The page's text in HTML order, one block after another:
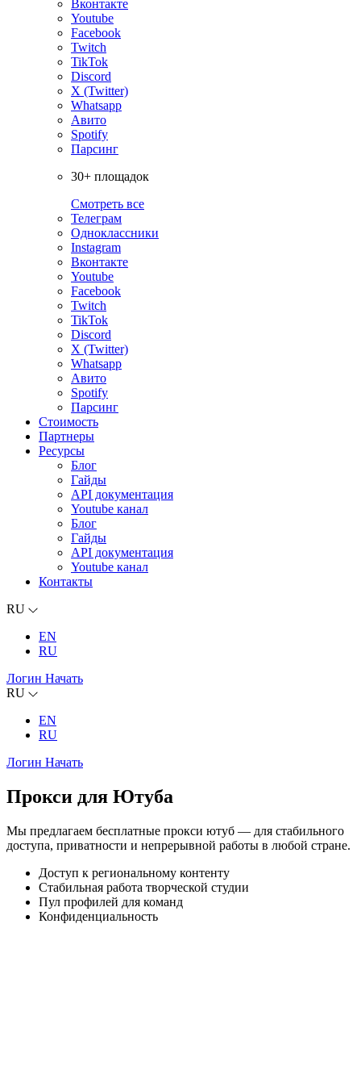
Вконтакте
Youtube
Facebook
Twitch
TikTok
Discord
X (Twitter)
Whatsapp
Авито
Spotify
Парсинг
30+ площадок
Смотреть все
Телеграм
Одноклассники
Instagram
Вконтакте
Youtube
Facebook
Twitch
TikTok
Discord
X (Twitter)
Whatsapp
Авито
Spotify
Парсинг
Стоимость
Партнеры
Ресурсы
Блог
Гайды
API документация
Youtube канал
Блог
Гайды
API документация
Youtube канал
Контакты
RU
EN
RU
Логин Начать
RU
EN
RU
Логин Начать
Прокси для Ютуба
Мы предлагаем бесплатные прокси ютуб — для стабильного
доступа, приватности и непрерывной работы в любой стране.
Доступ к региональному контенту
Стабильная работа творческой студии
Пул профилей для команд
Конфиденциальность